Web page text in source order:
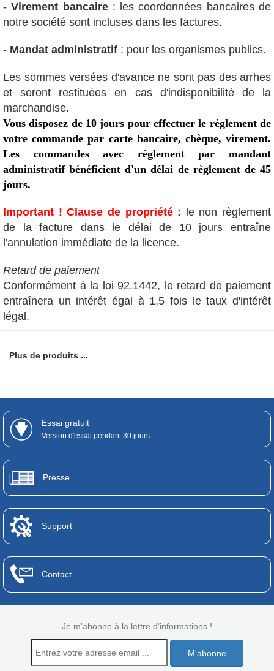
-Virement bancaire: les coordonnées bancaires de
notre société sont incluses dans les factures.
- Mandat administratif : pour les organismes publics.
Les sommes versées d'avance ne sont pas des arrhes
et seront restituées en cas d'indisponibilité de la
marchandise.
Vous disposez de 10 jours pour effectuer le règlement de
votre commande par carte bancaire, chèque, virement.
Les commandes avec règlement par mandant
administratif bénéficient d'un délai de règlement de 45
jours.
Important ! Clause de propriété : le non règlement
de la facture dans le délai de 10 jours entraîne
l'annulation immédiate de la licence.
Retard de paiement
Conformément à la loi 92.1442, le retard de paiement
entraînera un intérêt égal à 1,5 fois le taux d'intérêt
légal.
Plus de produits ...
Essai gratuit
Version d'essai pendant 30 jours
Presse
Support
Contact
Je m'abonne à la lettre d'informations !
M'abonne